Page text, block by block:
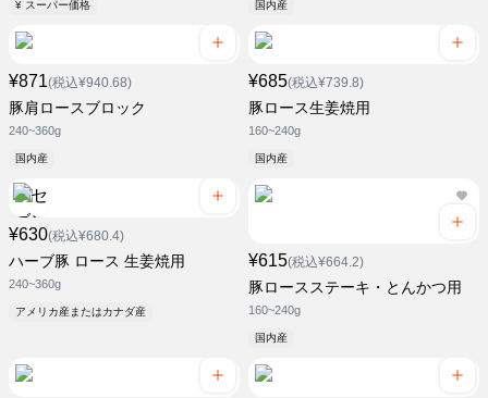
¥ スーパー価格 国内産
¥871(税込¥940.68)
豚肩ロースブロック
240~360g
国内産
¥685(税込¥739.8)
豚ロース生姜焼用
160~240g
国内産
¥630(税込¥680.4)
ハーブ豚 ロース 生姜焼用
240~360g
アメリカ産またはカナダ産
¥615(税込¥664.2)
豚ロースステーキ・とんかつ用
160~240g
国内産